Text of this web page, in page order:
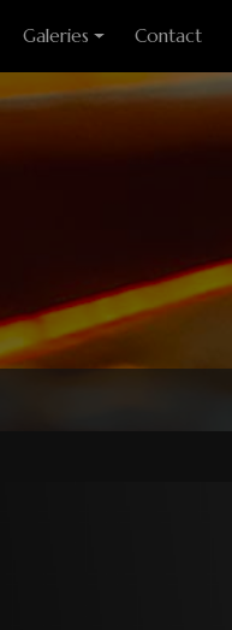
Galeries
Photo des stages
Contact